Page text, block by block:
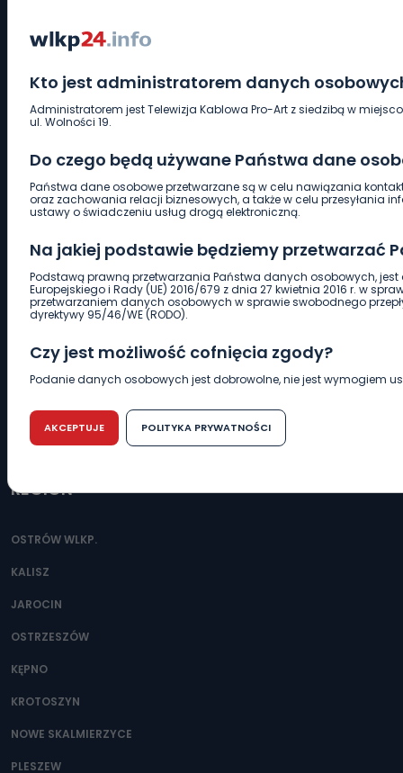
Kto jest administratorem danych
Administratorem jest Telewizja Kablowa Pro-Art z siedzibą w
ul. Wolności 19.
Do czego będą używane Państwa dane
Państwa dane osobowe przetwarzane są w celu nawiązania
oraz zachowania relacji biznesowych, a także w celu przesyłania
ustawy o świadczeniu usług drogą elektroniczną.
Na jakiej podstawie będziemy przetwarzać
Podstawą prawną przetwarzania Państwa danych osobowych, jest
Europejskiego i Rady (UE) 2016/679 z dnia 27 kwietnia 2016 r. w
przetwarzaniem danych osobowych w sprawie swobodnego
dyrektywy 95/46/WE (RODO).
Czy jest możliwość cofnięcia zgody?
Podanie danych osobowych jest dobrowolne, nie jest wymogiem
mail, poczta tradycyjna) tak, aby dotarła do wiadomości Telewizji
miejscowości Ostrów Wielkopolski (63-400) przy ul. Wolności 19.
Telewizja Kablowa Pro-Art z siedzibą w miejscowości Ostrów
Kablowa Pro-Art z siedzibą w miejscowości Ostrów Wielkopolski
danych osobowych dotyczących Państwa oraz uzyskania ich
przetwarzania.
Do kiedy Państwa dane osobowe będą
Do czasu wycofania zgody lub, jeśli dane będą przetwarzane na
AKCEPTUJE POLITYKA PRYWATNOŚCI
POLITYKA
WSZYSTKIE
SPORT
KOSZYKÓWKA
LEKKOATLETYKA
PIŁKA RĘCZNA
SZTUKI WALKI
WSZYSTKIE
REGION
OSTRÓW WLKP.
KALISZ
JAROCIN
OSTRZESZÓW
KĘPNO
KROTOSZYN
NOWE SKALMIERZYCE
PLESZEW